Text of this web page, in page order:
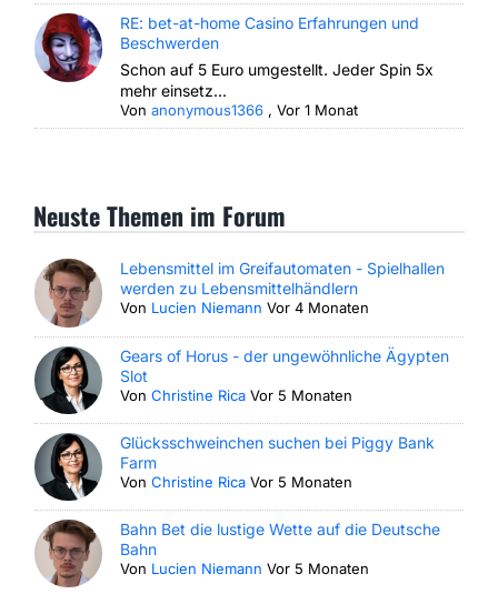
RE: bet-at-home Casino Erfahrungen und
Beschwerden
Schon auf 5 Euro umgestellt. Jeder Spin 5x
mehr einsetz...
Vonanonymous1366 ,Vor 1 Monat
Neuste Themen im Forum
Lebensmittel im Greifautomaten - Spielhallen
werden zu Lebensmittelhändlern
Von Lucien Niemann Vor 4 Monaten
Gears of Horus - der ungewöhnliche Ägypten
Slot
VonChristine Rica Vor 5 Monaten
Glücksschweinchen suchen bei Piggy Bank
Farm
VonChristine Rica Vor 5 Monaten
Bahn Bet die lustige Wette auf die Deutsche
Bahn
Von Lucien Niemann Vor 5 Monaten